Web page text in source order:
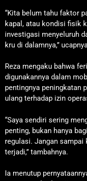
“Kita belum tahu faktor
kapal, atau kondisi fisik
investigasi menyeluruh
kru di dalamnya,”
Reza mengaku bahwa
digunakannya dalam
pentingnya peningkatan
ulang terhadap izin
“Saya sendiri sering
penting, bukan hanya
regulasi. Jangan
terjadi,” tambahnya.
Ia menutup